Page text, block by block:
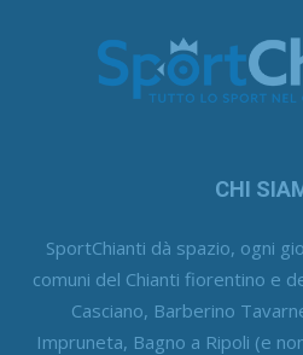
CHI
SportChianti dà spazio, ogni
comuni del Chianti fiorentino e
Casciano, Barberino
Impruneta, Bagno a Ripoli (e